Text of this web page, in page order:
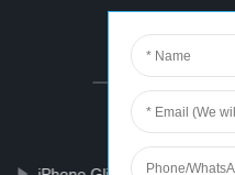
Automatic